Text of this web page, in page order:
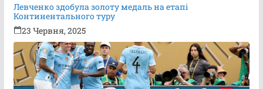
Левченко здобула золоту медаль на етапі
Континентального туру
23 Червня, 2025